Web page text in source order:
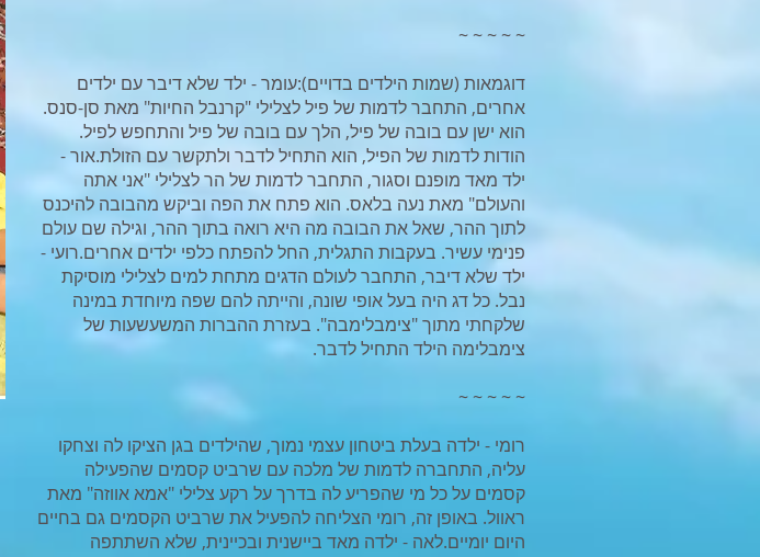
~ ~ ~ ~ ~
​דוגמאות (שמות הילדים בדויים):​עומר - ילד שלא דיבר עם ילדים
אחרים, התחבר לדמות של פיל לצלילי "קרנבל החיות" מאת סן-סנס.
הוא ישן עם בובה של פיל, הלך עם בובה של פיל והתחפש לפיל.
הודות לדמות של הפיל, הוא התחיל לדבר ולתקשר עם הזולת.אור -
ילד מאד מופנם וסגור, התחבר לדמות של הר לצלילי "אני אתה
והעולם" מאת נעה בלאס. הוא פתח את הפה וביקש מהבובה להיכנס
לתוך ההר, שאל את הבובה מה היא רואה בתוך ההר, וגילה שם עולם
פנימי עשיר. בעקבות התגלית, החל להפתח כלפי ילדים אחרים.רועי -
ילד שלא דיבר, התחבר לעולם הדגים מתחת למים לצלילי מוסיקת
נבל. כל דג היה בעל אופי שונה, והייתה להם שפה מיוחדת במינה
שלקחתי מתוך "צימבלימבה". בעזרת ההברות המשעשעות של
צימבלימה הילד התחיל לדבר.
~ ~ ~ ~ ~
רומי - ילדה בעלת ביטחון עצמי נמוך, שהילדים בגן הציקו לה וצחקו
עליה, התחברה לדמות של מלכה עם שרביט קסמים שהפעילה
קסמים על כל מי שהפריע לה בדרך על רקע צלילי "אמא אווזה" מאת
ראוול. באופן זה, רומי הצליחה להפעיל את שרביט הקסמים גם בחיים
היום יומיים.לאה - ילדה מאד ביישנית ובכיינית, שלא השתתפה